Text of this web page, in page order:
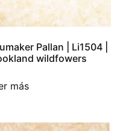
Pallan | Li1504 |
wildfowers
más